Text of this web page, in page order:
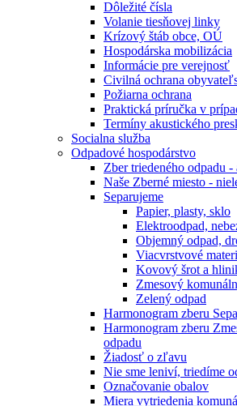
Dôležité čísla
Volanie tiesňovej linky
Krízový štáb obce, OÚ
Hospodárska mobilizácia
Informácie pre verejnosť
Civilná ochrana
Požiarna ochrana
Praktická príručka v
Termíny akustického
Socialna služba
Odpadové hospodárstvo
Zber triedeného odpadu
Naše Zberné miesto -
Separujeme
Papier, plasty, sklo
Elektroodpad,
Objemný odpad,
Viacvrstvové
Kovový šrot a
Zmesový
Zelený odpad
Harmonogram zberu
Harmonogram zberu
odpadu
Žiadosť o zľavu
Nie sme leniví, triedíme
Označovanie obalov
Miera vytriedenia